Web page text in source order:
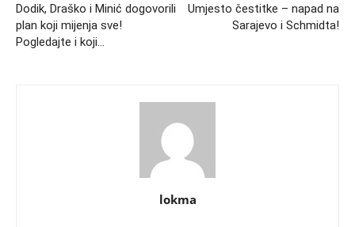
Dodik, Draško i Minić dogovorili
plan koji mijenja sve!
Pogledajte i koji…
Umjesto čestitke – napad na
Sarajevo i Schmidta!
lokma